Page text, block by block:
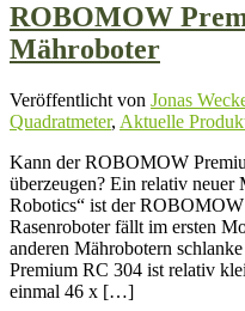
ROBOMOW
Mähroboter
Veröffentlicht von Jonas
Quadratmeter, Aktuelle
Kann der ROBOMOW
überzeugen? Ein relativ
Robotics“ ist der
Rasenroboter fällt im ersten
anderen Mährobotern
Premium RC 304 ist relativ
einmal 46 x […]